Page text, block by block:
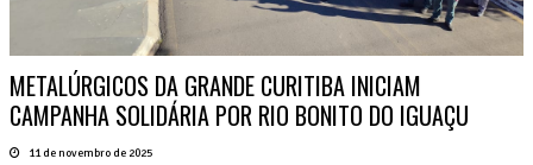
METALÚRGICOS DA GRANDE CURITIBA INICIAM
CAMPANHA SOLIDÁRIA POR RIO BONITO DO IGUAÇU
11 de novembro de 2025